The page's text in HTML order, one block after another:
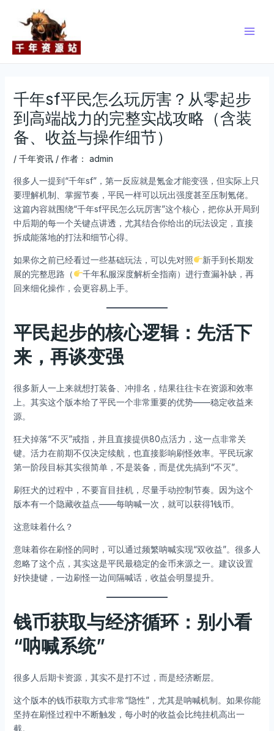
千年sf平民怎么玩厉害？从零起步
到高端战力的完整实战攻略（含装
备、收益与操作细节）
/ 千年资讯/ 作者： admin
很多人一提到“千年sf”，第一反应就是氪金才能变强，但实际上只
要理解机制、掌握节奏，平民一样可以玩出强度甚至压制氪佬。
这篇内容就围绕“千年sf平民怎么玩厉害”这个核心，把你从开局到
中后期的每一个关键点讲透，尤其结合你给出的玩法设定，直接
拆成能落地的打法和细节心得。
如果你之前已经看过一些基础玩法，可以先对照
新手到长期发
展的完整思路（
千年私服深度解析全指南）进行查漏补缺，再
回来细化操作，会更容易上手。
平民起步的核心逻辑：先活下
来，再谈变强
很多新人一上来就想打装备、冲排名，结果往往卡在资源和效率
上。其实这个版本给了平民一个非常重要的优势——稳定收益来
源。
狂犬掉落“不灭”戒指，并且直接提供80点活力，这一点非常关
键。活力在前期不仅决定续航，也直接影响刷怪效率。平民玩家
第一阶段目标其实很简单，不是装备，而是优先搞到“不灭”。
刷狂犬的过程中，不要盲目挂机，尽量手动控制节奏。因为这个
版本有一个隐藏收益点——每呐喊一次，就可以获得1钱币。
这意味着什么？
意味着你在刷怪的同时，可以通过频繁呐喊实现“双收益”。很多人
忽略了这个点，其实这是平民最稳定的金币来源之一。建议设置
好快捷键，一边刷怪一边间隔喊话，收益会明显提升。
钱币获取与经济循环：别小看
“呐喊系统”
很多人后期卡资源，其实不是打不过，而是经济断层。
这个版本的钱币获取方式非常“隐性”，尤其是呐喊机制。如果你能
坚持在刷怪过程中不断触发，每小时的收益会比纯挂机高出一
截。
navigation